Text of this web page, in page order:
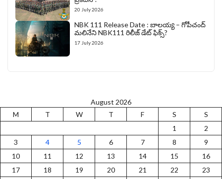
20 July 2026
NBK 111 Release Date : బాలయ్య – గోపీచంద్
మలినేని NBK111 రిలీజ్ డేట్ ఫిక్స్?
17 July 2026
August 2026
M
T W T F S
S
1
2
3
4 5 6 7 8
9
10
11 12 13 14 15
16
17
18 19 20 21 22
23